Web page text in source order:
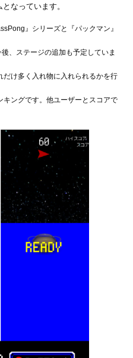
なっています。
』シリーズと『パックマン』
、ステージの追加も予定していま
け多く入れ物に入れられるかを行
ングです。他ユーザーとスコアで